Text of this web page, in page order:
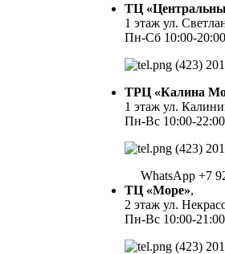
ТЦ
1 этаж ул.
Пн-Сб 10:00-20:00
(423)
ТРЦ «Калина
1 этаж ул.
Пн-Вс 10:00-22:00
(423)
WhatsApp +7
ТЦ «Море»,
2 этаж ул.
Пн-Вс 10:00-21:00
(423)